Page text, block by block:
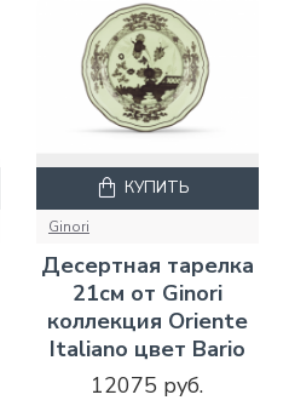
Ginori
Десертная тарелка
21см от Ginori
коллекция Oriente
Italiano цвет Bario
12075 руб.
КУПИТЬ